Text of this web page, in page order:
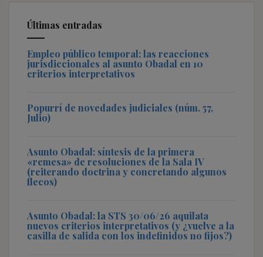
Últimas entradas
Empleo público temporal: las reacciones
jurisdiccionales al asunto Obadal en 10
criterios interpretativos
Popurrí de novedades judiciales (núm. 57,
Julio)
Asunto Obadal: síntesis de la primera
«remesa» de resoluciones de la Sala IV
(reiterando doctrina y concretando algunos
flecos)
Asunto Obadal: la STS 30/06/26 aquilata
nuevos criterios interpretativos (y ¿vuelve a la
casilla de salida con los indefinidos no fijos?)